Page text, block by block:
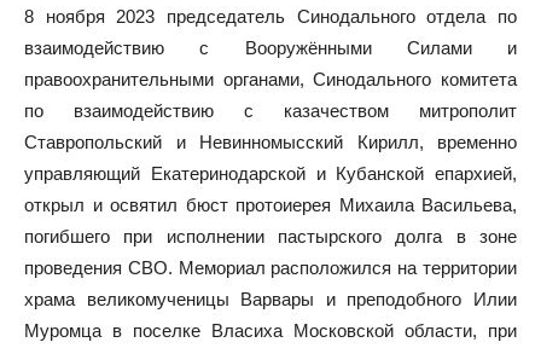
8 ноября 2023 председатель Синодального отдела по
взаимодействию с Вооружёнными Силами и
правоохранительными органами, Синодального комитета
по взаимодействию с казачеством митрополит
Ставропольский и Невинномысский Кирилл, временно
управляющий Екатеринодарской и Кубанской епархией,
открыл и освятил бюст протоиерея Михаила Васильева,
погибшего при исполнении пастырского долга в зоне
проведения СВО. Мемориал расположился на территории
храма великомученицы Варвары и преподобного Илии
Муромца в поселке Власиха Московской области, при